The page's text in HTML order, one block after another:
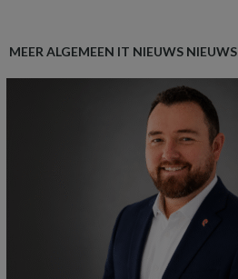
MEER ALGEMEEN IT NIEUWS NIEUWS